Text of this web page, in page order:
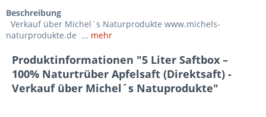
Beschreibung
Verkauf über Michel´s Naturprodukte www.michels-
naturprodukte.de ... mehr
Produktinformationen "5 Liter Saftbox –
100% Naturtrüber Apfelsaft (Direktsaft) -
Verkauf über Michel´s Natuprodukte"